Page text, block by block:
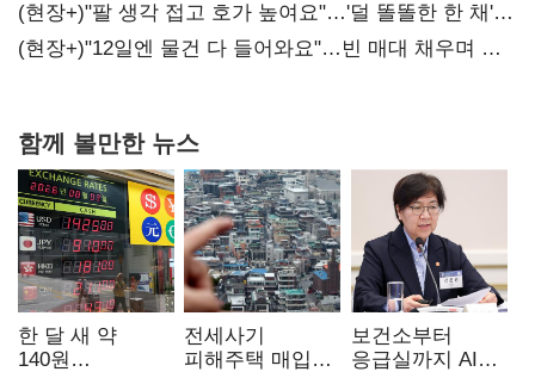
(현장+)"팔 생각 접고 호가 높여요"…'덜 똘똘한 한 채'
20억 키맞추기
(현장+)"12일엔 물건 다 들어와요"…빈 매대 채우며 문
함께 볼만한 뉴스
한 달 새 약
140원
전세사기
피해주택 매입
보건소부터
응급실까지 AI